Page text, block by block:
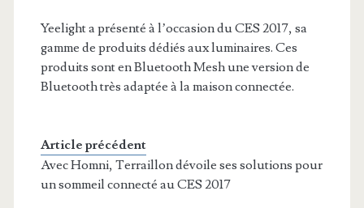
Yeelight a présenté à l’occasion du CES 2017, sa
gamme de produits dédiés aux luminaires. Ces
produits sont en Bluetooth Mesh une version de
Bluetooth très adaptée à la maison connectée.
Article précédent
Avec Homni, Terraillon dévoile ses solutions pour
un sommeil connecté au CES 2017